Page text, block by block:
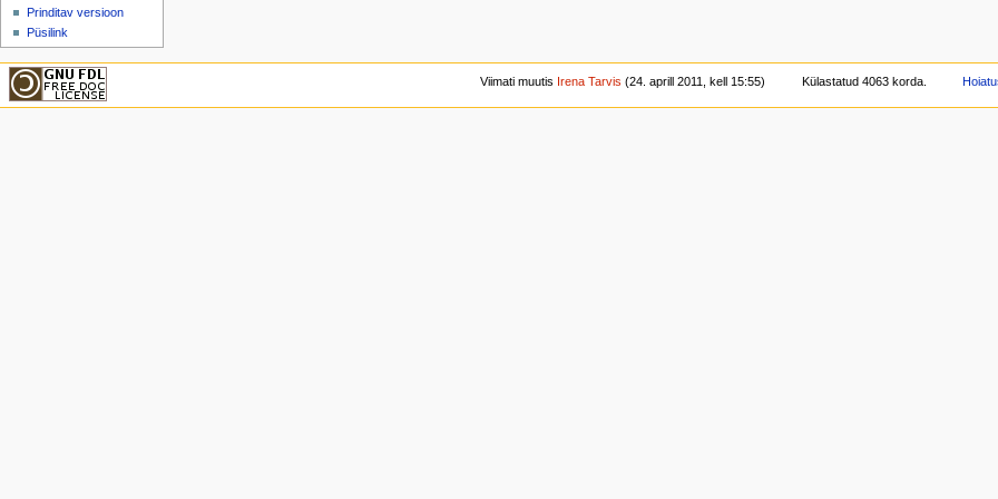
Prinditav versioon
Püsilink
Viimati muutis Irena Tarvis (24. aprill 2011, kell 15:55) Külastatud 4063 korda.